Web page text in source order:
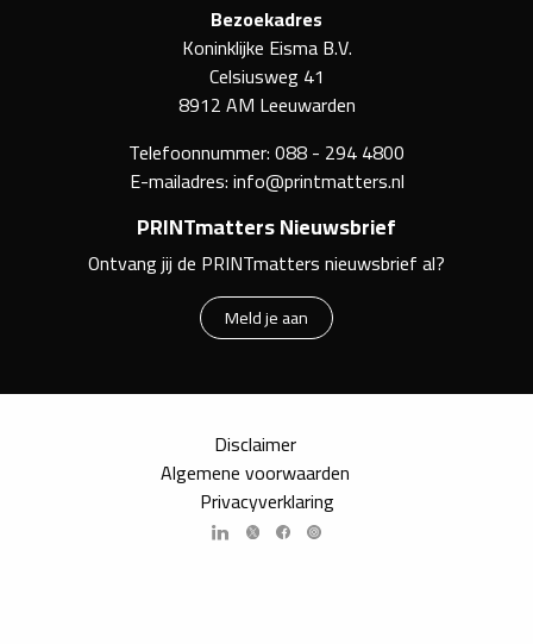
Bezoekadres
Koninklijke Eisma B.V.
Celsiusweg 41
8912 AM Leeuwarden
Telefoonnummer:088 - 294 4800
E-mailadres:info@printmatters.nl
PRINTmatters Nieuwsbrief
Ontvang jij de PRINTmatters nieuwsbrief al?
Meld je aan
Disclaimer
Algemene voorwaarden
Privacyverklaring